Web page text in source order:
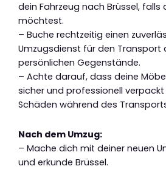
dein Fahrzeug nach Brüssel,
möchtest.
– Buche rechtzeitig einen
Umzugsdienst für den Transport
persönlichen Gegenstände.
– Achte darauf, dass deine
sicher und professionell
Schäden während des
Nach dem Umzug:
– Mache dich mit deiner neuen
und erkunde Brüssel.